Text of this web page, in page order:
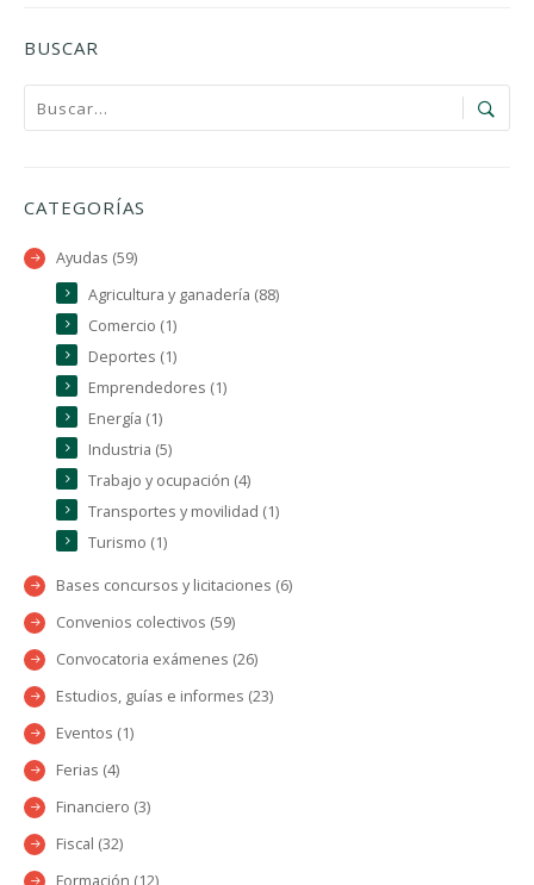
BUSCAR
CATEGORÍAS
Ayudas (59)
Agricultura y ganadería (88)
Comercio (1)
Deportes (1)
Emprendedores (1)
Energía (1)
Industria (5)
Trabajo y ocupación (4)
Transportes y movilidad (1)
Turismo (1)
Bases concursos y licitaciones (6)
Convenios colectivos (59)
Convocatoria exámenes (26)
Estudios, guías e informes (23)
Eventos (1)
Ferias (4)
Financiero (3)
Fiscal (32)
Formación (12)